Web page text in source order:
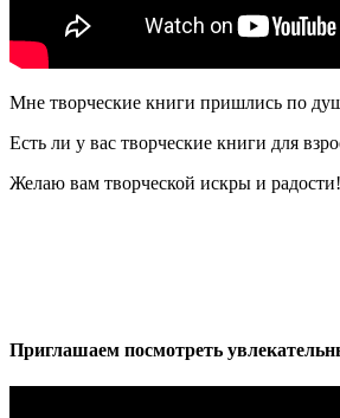
Мне творческие книги пришлись по
Есть ли у вас творческие книги для
Желаю вам творческой искры и радости!
Приглашаем посмотреть